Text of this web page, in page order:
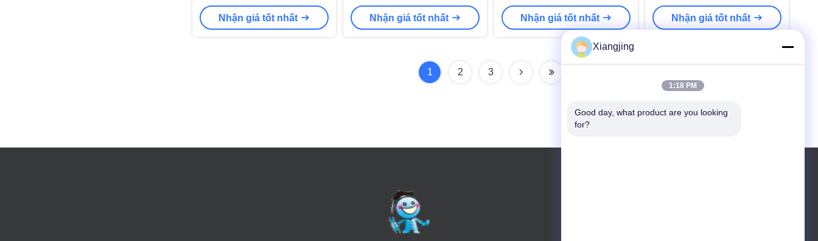
động kho cao tầng tự động
Nhận giá tốt nhất
động High Bay Warehouse Price
Nhận giá tốt nhất
máy AGV Xe con Hàng rào an
toàn Hệ thống kho thông minh
Nhận giá tốt nhất
Thùng Robot Xếp Hộp Giá
Nhận giá tốt nhất
1 2 3
Xiangjing
1:18 PM
Good day, what product are you looking
for?